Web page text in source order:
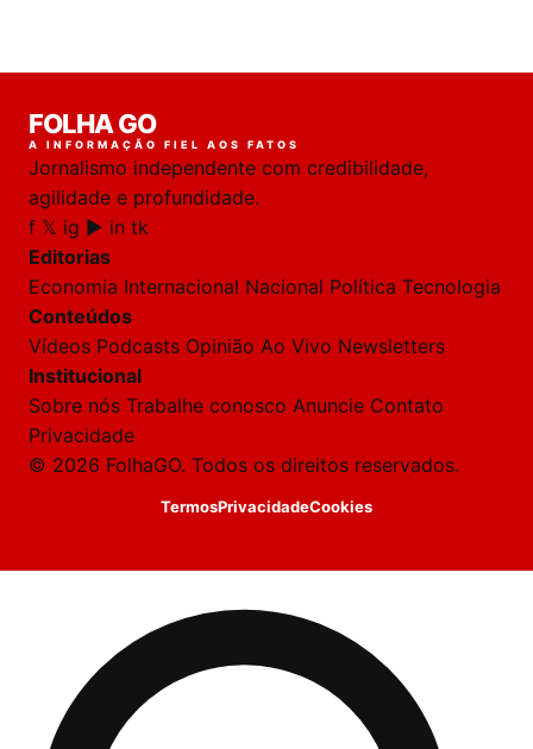
online
Laura
Oi!
👋
Bom
jornalista
Andreia
FOLHA GO
A INFORMAÇÃO FIEL AOS FATOS
Jornalismo independente com credibilidade,
agilidade e profundidade.
f 𝕏 ig ▶ in tk
Editorias
Economia Internacional Nacional Política Tecnologia
Conteúdos
Vídeos Podcasts Opinião Ao Vivo Newsletters
Institucional
Sobre nós Trabalhe conosco Anuncie Contato
Privacidade
© 2026 FolhaGO. Todos os direitos reservados.
TermosPrivacidadeCookies